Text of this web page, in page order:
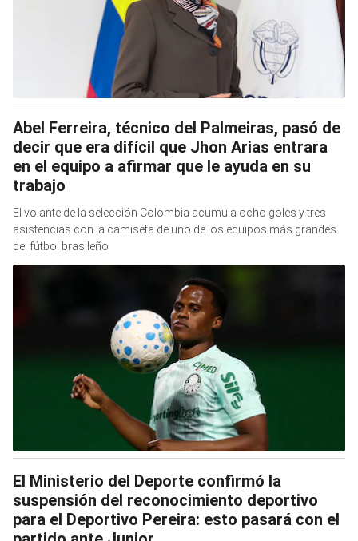
Abel Ferreira, técnico del Palmeiras, pasó de
decir que era difícil que Jhon Arias entrara
en el equipo a afirmar que le ayuda en su
trabajo
El volante de la selección Colombia acumula ocho goles y tres
asistencias con la camiseta de uno de los equipos más grandes
del fútbol brasileño
El Ministerio del Deporte confirmó la
suspensión del reconocimiento deportivo
para el Deportivo Pereira: esto pasará con el